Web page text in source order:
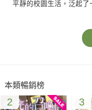
平靜的校園生活，泛起
本類暢銷榜
2 3